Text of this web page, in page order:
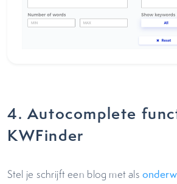
4. Autocomplete
KWFinder
Stel je schrijft een blog met als